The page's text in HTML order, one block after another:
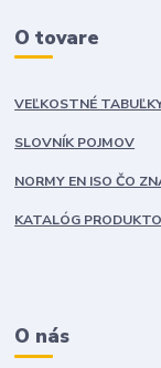
O tovare
VEĽKOSTNÉ
SLOVNÍK POJMOV
NORMY EN ISO ČO
KATALÓG
O nás